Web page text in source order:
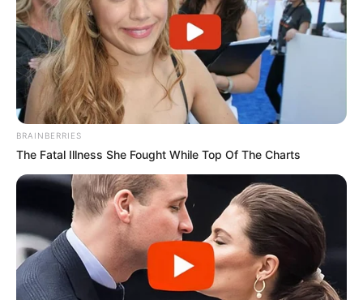
Escola enfrenta
sérias denúncias de maus-tratos contra
BRAINBERRIES
The Fatal Illness She Fought While Top Of The Charts